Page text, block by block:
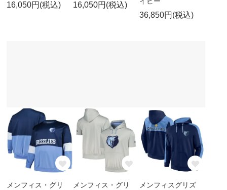
16,050円(税込) 16,050円(税込)
36,850円(税込)
メンフィス・グリ
メンフィス・グリ
メンフィスグリズ